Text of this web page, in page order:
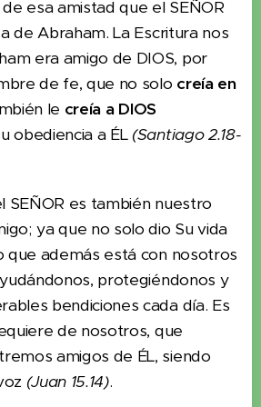
esa amistad que el SEÑOR
de Abraham. La Escritura nos
era amigo de DIOS, por
de fe, que no solo creía en
le creía a DIOS
obediencia a ÉL (Santiago 2.18-
SEÑOR es también nuestro
ya que no solo dio Su vida
que además está con nosotros
protegiéndonos y
bendiciones cada día. Es
de nosotros, que
amigos de ÉL, siendo
(Juan 15.14).